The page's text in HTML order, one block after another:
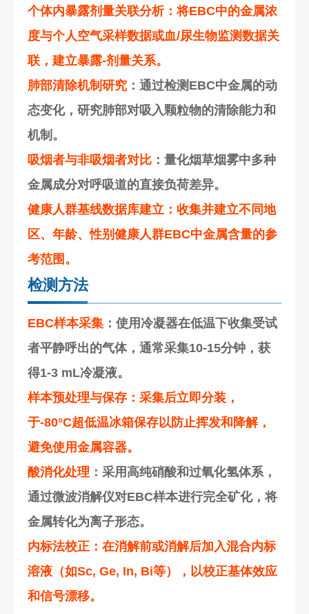
个体内暴露剂量关联分析：将EBC中的金属浓
度与个人空气采样数据或血/尿生物监测数据关
联，建立暴露-剂量关系。
肺部清除机制研究 ：通过检测EBC中金属的动
态变化，研究肺部对吸入颗粒物的清除能力和
机制。
吸烟者与非吸烟者对比 ：量化烟草烟雾中多种
金属成分对呼吸道的直接负荷差异。
健康人群基线数据库建立：收集并建立不同地
区、年龄、性别健康人群EBC中金属含量的参
考范围。
检测方法
EBC样本采集 ：使用冷凝器在低温下收集受试
者平静呼出的气体，通常采集10-15分钟，获
得1-3 mL冷凝液。
样本预处理与保存：采集后立即分装，
于-80°C超低温冰箱保存以防止挥发和降解，
避免使用金属容器。
酸消化处理 ：采用高纯硝酸和过氧化氢体系，
通过微波消解仪对EBC样本进行完全矿化，将
金属转化为离子形态。
内标法校正：在消解前或消解后加入混合内标
溶液（如Sc, Ge, In, Bi等），以校正基体效应
和信号漂移。